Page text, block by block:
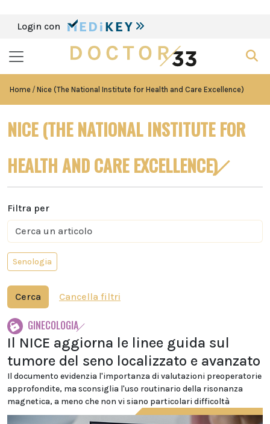
Login con
Home Nice (The National Institute for Health and Care Excellence)
NICE (THE NATIONAL INSTITUTE FOR
HEALTH AND CARE EXCELLENCE)
Filtra per
Senologia
Cerca Cancella filtri
GINECOLOGIA
Il NICE aggiorna le linee guida sul
tumore del seno localizzato e avanzato
Il documento evidenzia l'importanza di valutazioni preoperatorie
approfondite, ma sconsiglia l'uso routinario della risonanza
magnetica, a meno che non vi siano particolari difficoltà